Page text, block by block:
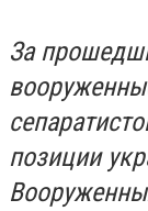
За
позиции